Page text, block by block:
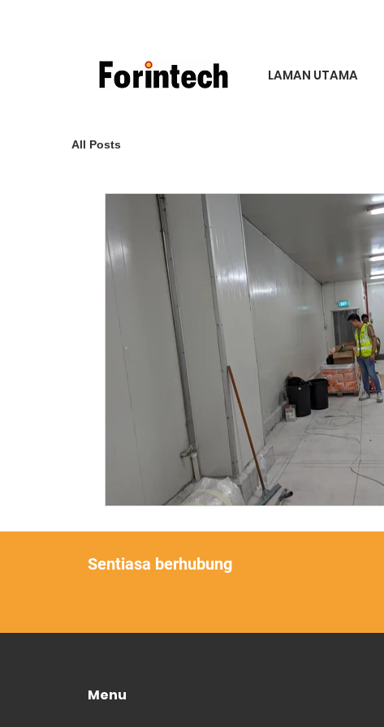
LAMAN UTAMA
All Posts
Sentiasa berhubung
Menu